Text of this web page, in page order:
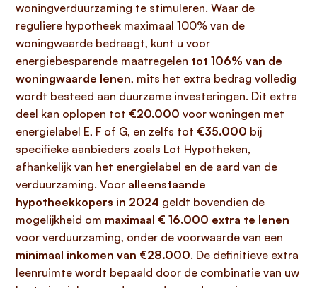
woningverduurzaming te stimuleren. Waar de
reguliere hypotheek maximaal 100% van de
woningwaarde bedraagt, kunt u voor
energiebesparende maatregelen tot 106% van de
woningwaarde lenen, mits het extra bedrag volledig
wordt besteed aan duurzame investeringen. Dit extra
deel kan oplopen tot €20.000 voor woningen met
energielabel E, F of G, en zelfs tot €35.000 bij
specifieke aanbieders zoals Lot Hypotheken,
afhankelijk van het energielabel en de aard van de
verduurzaming. Voor alleenstaande
hypotheekkopers in 2024 geldt bovendien de
mogelijkheid om maximaal € 16.000 extra te lenen
voor verduurzaming, onder de voorwaarde van een
minimaal inkomen van €28.000. De definitieve extra
leenruimte wordt bepaald door de combinatie van uw